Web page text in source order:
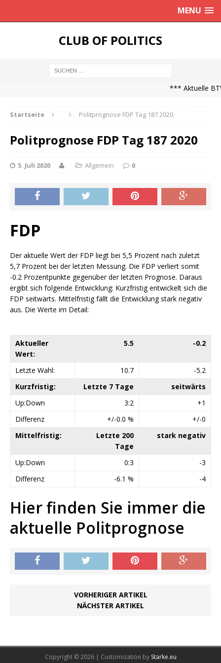
MENU
CLUB OF POLITICS
*** Aktuelle
Startseite Politprognose FDP Tag 187 2020
Politprognose FDP Tag 187 2020
5. Juli 2020 Allgemein 0
FDP
Der aktuelle Wert der FDP liegt bei 5,5 Prozent nach zuletzt
5,7 Prozent bei der letzten Messung. Die FDP verliert somit
-0.2 Prozentpunkte gegenüber der letzten Prognose. Daraus
ergibt sich folgende Entwicklung: Kurzfristig entwickelt sich die
FDP seitwärts. Mittelfristig fällt die Entwicklung stark negativ
aus. Die Werte im Detail:
Aktueller
Wert:
5.5 -0.2
Letzte Wahl: 10.7
-5.2
Kurzfristig:
Letzte 7 Tage
seitwärts
Up:Down
3:2
+1
Differenz
+/-0.0 %
+/-0
Mittelfristig:
Letzte 200
Tage
stark negativ
Up:Down 0:3
-3
Differenz
-6.1 % -4
Hier finden Sie immer die
aktuelle Politprognose
VORHERIGER ARTIKEL
NÄCHSTER ARTIKEL
Copyright © 2026 | Customization by Starke.eu